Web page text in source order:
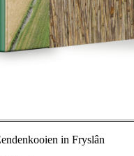
in Fryslân